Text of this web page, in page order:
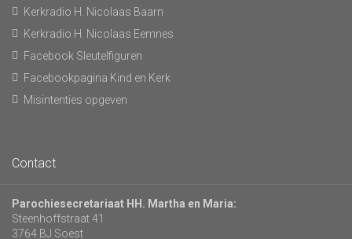
Kerkradio H. Nicolaas Baarn
Kerkradio H. Nicolaas Eemnes
Facebook Sleutelfiguren
Facebookpagina Kind en Kerk
Misintenties opgeven
Contact
Parochiesecretariaat HH. Martha en Maria:
Steenhoffstraat 41
3764 BJ Soest